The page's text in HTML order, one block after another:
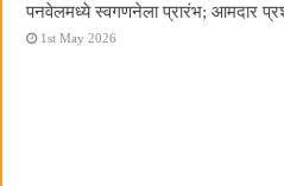
पनवेलमध्ये स्वगणनेला प्रारंभ; आमदार
1st May 2026